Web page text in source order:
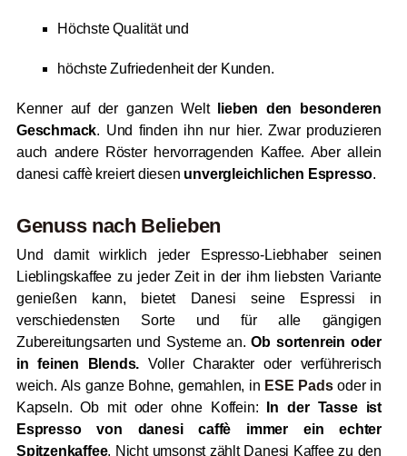
Höchste Qualität und
höchste Zufriedenheit der Kunden.
Kenner auf der ganzen Weltlieben den besonderen
Geschmack. Und finden ihn nur hier. Zwar produzieren
auch andere Röster hervorragenden Kaffee. Aber allein
danesi caffè kreiert diesen unvergleichlichen Espresso.
Genuss nach Belieben
Und damit wirklich jeder Espresso-Liebhaber seinen
Lieblingskaffee zu jeder Zeit in der ihm liebsten Variante
genießen kann, bietet Danesi seine Espressi in
verschiedensten Sorte und für alle gängigen
Zubereitungsarten und Systeme an.Ob sortenrein oder
in feinen Blends. Voller Charakter oder verführerisch
weich. Als ganze Bohne, gemahlen, in ESE Padsoder in
Kapseln. Ob mit oder ohne Koffein:
In der Tasse ist
Espresso von danesi caffè immer ein echter
Spitzenkaffee. Nicht umsonst zählt Danesi Kaffee zu den